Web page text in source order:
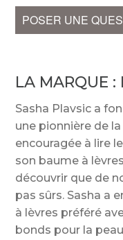
POSER UNE
LA MARQUE :
Sasha Plavsic a
une pionnière de
encouragée à lire
son baume à
découvrir que de
pas sûrs. Sasha a
à lèvres préféré
bonds pour la